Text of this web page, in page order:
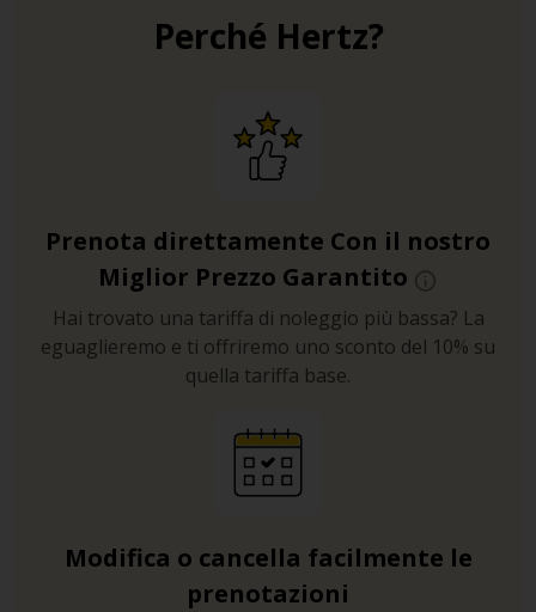
ricorda perché Pesaro è tutt’oggi la città italiana più
fiorente nella produzione di questo materiale, e la casa-
museo e il teatro dedicati a Rossini.
Ducale, destinato a dimora di Alessandro Sforza già a
partire del secolo XV, e oggi simbolo indiscusso della
città.
Da non perdere è, inoltre, la Cattedrale dedicata a Santa
Maria Assunta e costruita nel secolo XII in stile
peccato non farlo, non potrete perdervi qualche ora di
relax di puro sole e mare.
Perché Hertz?
Prenota direttamente Con il nostro
Miglior Prezzo Garantito
Hai trovato una tariffa di noleggio più bassa? La
eguaglieremo e ti offriremo uno sconto del 10% su
quella tariffa base.
Modifica o cancella facilmente le
prenotazioni